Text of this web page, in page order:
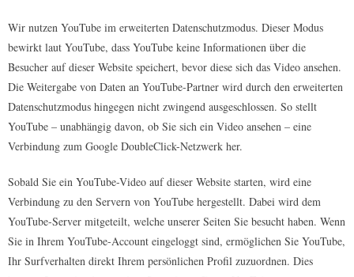
Wir nutzen YouTube im erweiterten Datenschutzmodus. Dieser Modus
bewirkt laut YouTube, dass YouTube keine Informationen über die
Besucher auf dieser Website speichert, bevor diese sich das Video ansehen.
Die Weitergabe von Daten an YouTube-Partner wird durch den erweiterten
Datenschutzmodus hingegen nicht zwingend ausgeschlossen. So stellt
YouTube – unabhängig davon, ob Sie sich ein Video ansehen – eine
Verbindung zum Google DoubleClick-Netzwerk her.
Sobald Sie ein YouTube-Video auf dieser Website starten, wird eine
Verbindung zu den Servern von YouTube hergestellt. Dabei wird dem
YouTube-Server mitgeteilt, welche unserer Seiten Sie besucht haben. Wenn
Sie in Ihrem YouTube-Account eingeloggt sind, ermöglichen Sie YouTube,
Ihr Surfverhalten direkt Ihrem persönlichen Profil zuzuordnen. Dies